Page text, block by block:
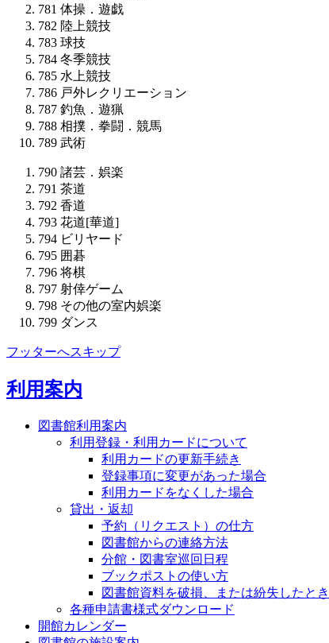
781 体操．遊戯
782 陸上競技
783 球技
784 冬季競技
785 水上競技
786 戸外レクリエーション
787 釣魚．遊猟
788 相撲．拳闘．競馬
789 武術
790 諸芸．娯楽
791 茶道
792 香道
793 花道[華道]
794 ビリヤード
795 囲碁
796 将棋
797 射倖ゲーム
798 その他の室内娯楽
799 ダンス
フッターへスキップ
利用案内
図書館利用案内
利用登録・利用カードについて
利用カードの更新手続き
登録事項に変更があった場合
利用カードをなくした場合
貸出・返却
予約（リクエスト）の仕方
図書館からの連絡方法
分館・図書室巡回日程
ブックポストの使い方
図書館資料を破損、または紛失したとき
各種申請書様式ダウンロード
開館カレンダー